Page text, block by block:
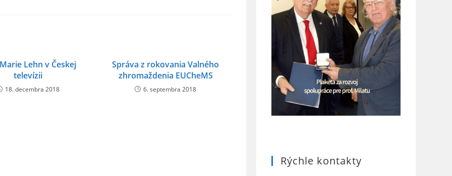
Lehn v Českej
televízii
18. decembra 2018
Správa z rokovania Valného
zhromaždenia EUCheMS
6. septembra 2018
Rýchle kontakty